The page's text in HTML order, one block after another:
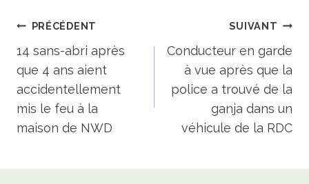
Navigation
de
l’article
PRÉCÉDENT
14 sans-abri après
que 4 ans aient
accidentellement
mis le feu à la
maison de NWD
SUIVANT
Conducteur en garde
à vue après que la
police a trouvé de la
ganja dans un
véhicule de la RDC